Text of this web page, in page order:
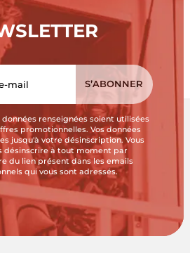
renseignées soient utilisées
promotionnelles. Vos données
jusqu'à votre désinscription. Vous
désinscrire à tout moment par
du lien présent dans les emails
qui vous sont adressés.